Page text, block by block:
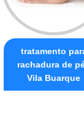
tratamento
rachadura de
Vila Buarque